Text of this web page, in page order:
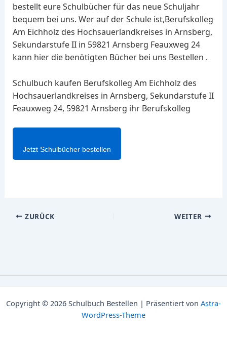
bestellt eure Schulbücher für das neue Schuljahr
bequem bei uns. Wer auf der Schule ist,Berufskolleg
Am Eichholz des Hochsauerlandkreises in Arnsberg,
Sekundarstufe II in 59821 Arnsberg Feauxweg 24
kann hier die benötigten Bücher bei uns Bestellen .
Schulbuch kaufen Berufskolleg Am Eichholz des
Hochsauerlandkreises in Arnsberg, Sekundarstufe II
Feauxweg 24, 59821 Arnsberg ihr Berufskolleg
Jetzt Schulbücher bestellen
ZURÜCK WEITER
Copyright © 2026 Schulbuch Bestellen | Präsentiert von Astra-
WordPress-Theme